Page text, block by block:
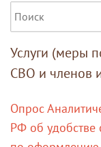
Услуги (меры
СВО и членов
Опрос
РФ об